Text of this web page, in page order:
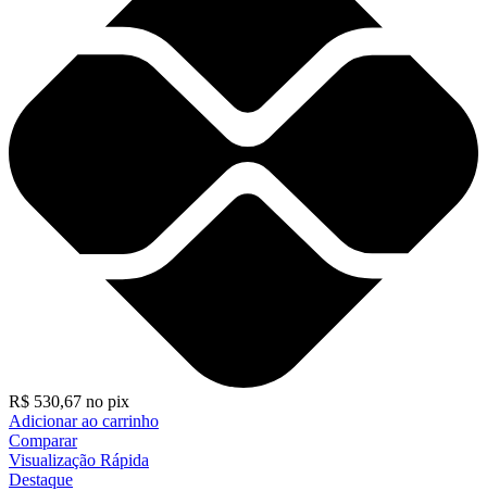
R$ 530,67 no pix
Adicionar ao carrinho
Comparar
Visualização Rápida
Destaque